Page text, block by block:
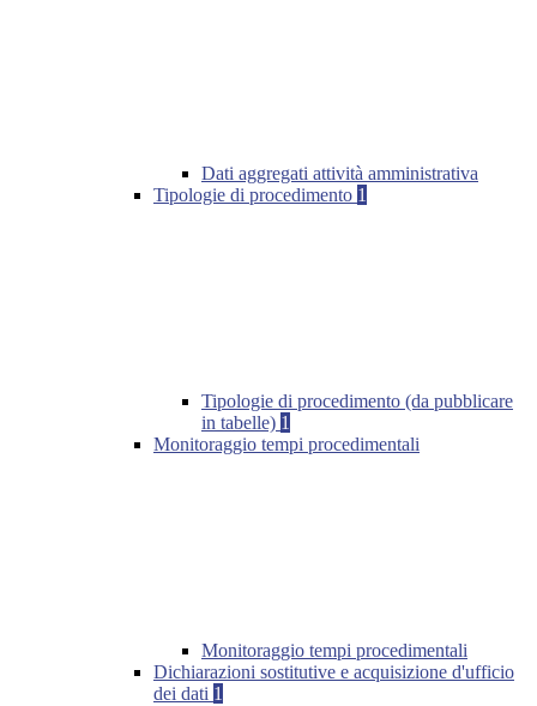
Dati aggregati attività amministrativa
Tipologie di procedimento 1
Tipologie di procedimento (da pubblicare
in tabelle) 1
Monitoraggio tempi procedimentali
Monitoraggio tempi procedimentali
Dichiarazioni sostitutive e acquisizione d'ufficio
dei dati 1